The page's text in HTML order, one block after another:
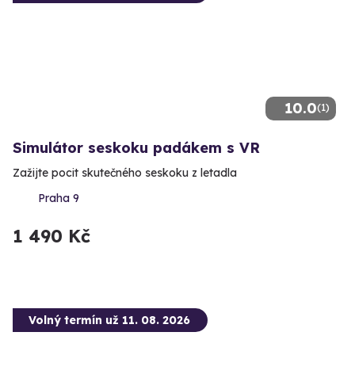
10.0(1)
Simulátor seskoku padákem s VR
Zažijte pocit skutečného seskoku z letadla
Praha 9
1 490 Kč
Volný termín už 11. 08. 2026